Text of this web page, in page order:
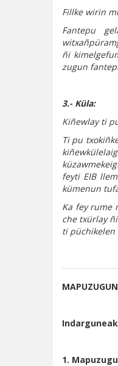
Fillke wirin
Fantepu
ñi
zugun
3.- Küla:
Kiñewlay ti
Ti pu
feyti EIB
kümenun
Ka fey rume
che txürlay
ti
Indarguneak
1.